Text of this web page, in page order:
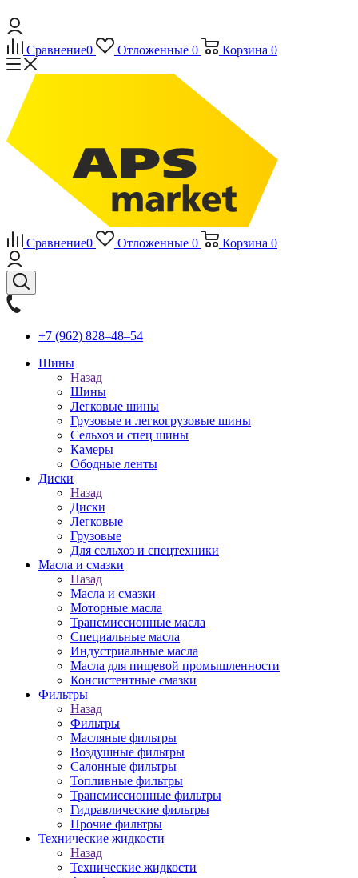
Сравнение0 Отложенные 0 Корзина 0
Сравнение0 Отложенные 0 Корзина 0
+7 (962) 828‒48‒54
Шины
Назад
Шины
Легковые шины
Грузовые и легкогрузовые шины
Сельхоз и спец шины
Камеры
Ободные ленты
Диски
Назад
Диски
Легковые
Грузовые
Для сельхоз и спецтехники
Масла и смазки
Назад
Масла и смазки
Моторные масла
Трансмиссионные масла
Специальные масла
Индустриальные масла
Масла для пищевой промышленности
Консистентные смазки
Фильтры
Назад
Фильтры
Масляные фильтры
Воздушные фильтры
Салонные фильтры
Топливные фильтры
Трансмиссионные фильтры
Гидравлические фильтры
Прочие фильтры
Технические жидкости
Назад
Технические жидкости